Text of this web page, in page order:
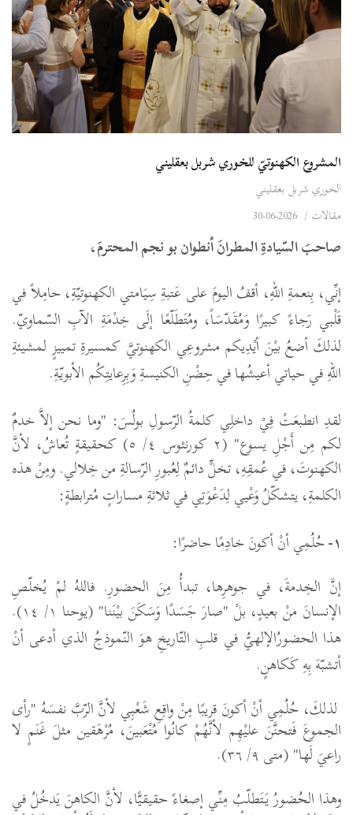
المشروع الكهنوتيّ للخوري شربل بعقليني
الخوري شربل بعقليني
مقالات /
صاحبَ السّيادةِ المطرانَ أنطوان بو نجم المحترمَ،
إنِّي، بِنعمةِ اللهِ، أقفُ اليومَ على عَتبةِ سِيَامتي الكهنوتيّةِ، حامِلاً في
قَلْبي رَجاءً كبيرًا وَمُقَدّسَاً، ومُتَطَلّعًا إلَى خِدْمَةِ الآبِ السّماويّ.
لذلكَ أضعُ بيْنَ أيْدِيكم مشروعِي الكهنوتيَّ كمسيرةِ تمييزٍ لمشيئةِ
اللهِ في حياتي أعيشُها في حِضْنِ الكنيسةِ وَبِرِعايتِكُم الأبويّةِ.
لقدِ انطبعَتْ فِيْ داخلِي كلمةُ الرّسولِ بولُسَ: "وما نحن إلاَّ خدمٌ
لكم مِن أَجْلِ يسوع" (٢ كورنثوس ٤/ ٥)
كحقيقةٍ تُعاشُ، لأنَّ
الكهنوتَ، في عُمقِهِ، تخلٍّ دائمٌ لِعُبورِ الرّسالةِ من خِلالي.ومِنْ هذه
الكلمةِ، يتشكّلُ وَعْيي لِدَعْوَتِي في ثلاثةِ مساراتٍ مُترابطةٍ:
١- حُلُمِي أنْ أكونَ خادِمًا حاضرًا:
إنَّ الخِدمةَ، في جوهرِها، تبدأُ مِنَ الحضورِ. فاللهُ لمْ يُخلّصِ
الإنسانَ منْ بعيدٍ، بلْ "صارَ جَسَدًا وَسَكَنَ بيْنَنا" (يوحنا ١/ ١٤).
هذا الحضورُالإلهيُّ في قلبِ التّاريخِ هوَ النّموذجُ الذي أدعى أنْ
أتشبّهَ بِهِ كَكاهنٍ.
لذلكَ، حُلُمِي أنْ أكونَ قريبًا مِنْ واقِعِ شَعْبِي لأنَّ الرّبَّ نفسَهُ "رأى
الجموعَ فَتحنَّنَ عليْهِم لأنَّهُمْ كانُوا مُتْعَبينَ، مُرْهَقين مثلَ غَنَمٍ لا
راعيَ لَها" (متى ٩/٣٦).
وهذا الحُضورُ يَتَطلّبُ مِنِّي إصغاءً حقيقيًّا، لأنَّ الكاهنَ يَدخُلُ في